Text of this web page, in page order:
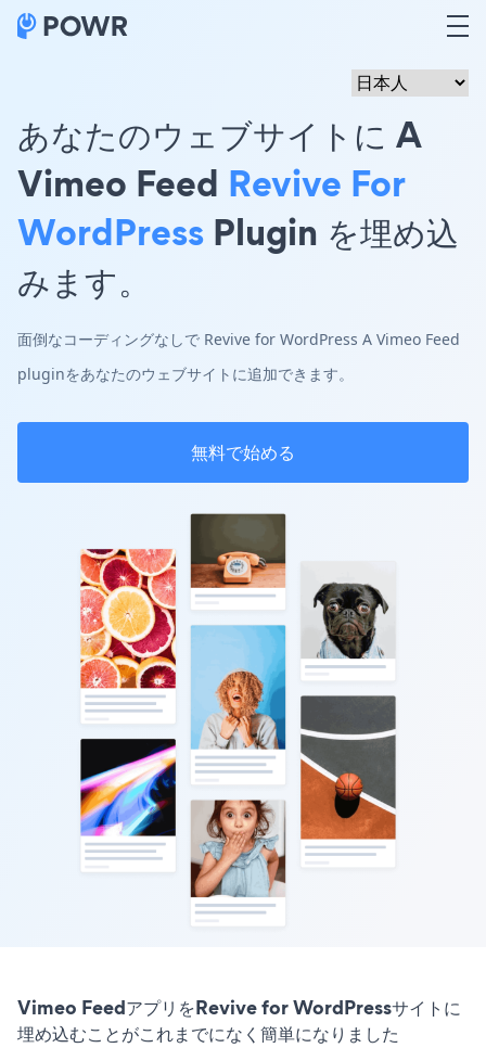
あなたのウェブサイトに A
Vimeo Feed Revive For
WordPress Plugin を埋め込
みます。
面倒なコーディングなしで Revive for WordPress A Vimeo Feed
pluginをあなたのウェブサイトに追加できます。
無料で始める
Vimeo FeedアプリをRevive for WordPressサイトに
埋め込むことがこれまでになく簡単になりました